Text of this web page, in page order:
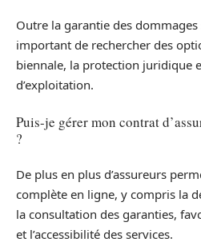
Outre la garantie des
important de rechercher des
biennale, la protection juridique
d’exploitation.
Puis-je gérer mon contrat
?
De plus en plus d’assureurs
complète en ligne, y compris la
la consultation des garanties,
et l’accessibilité des services.